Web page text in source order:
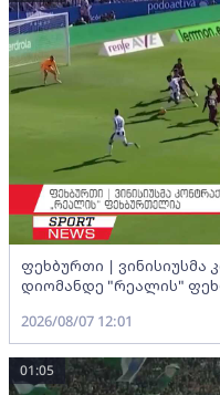
ფეხბურთი | ვინისიუსმა
დიომანდე "რეალის"
2026/08/07 12:01
01:05